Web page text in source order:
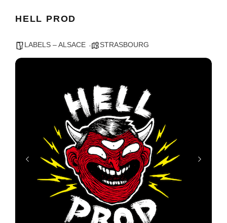
HELL PROD
LABELS – ALSACE STRASBOURG